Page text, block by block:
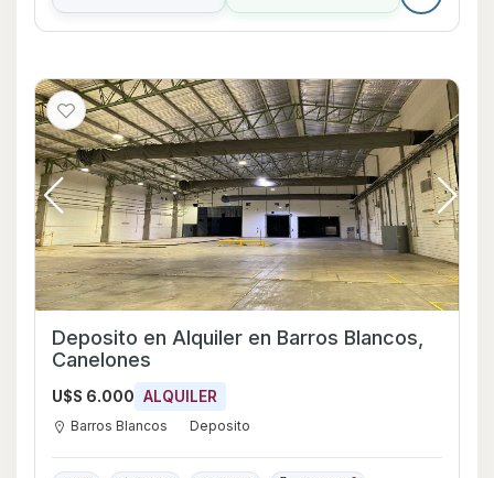
Deposito en Alquiler en Barros Blancos,
Canelones
U$S 6.000 ALQUILER
Barros Blancos Deposito